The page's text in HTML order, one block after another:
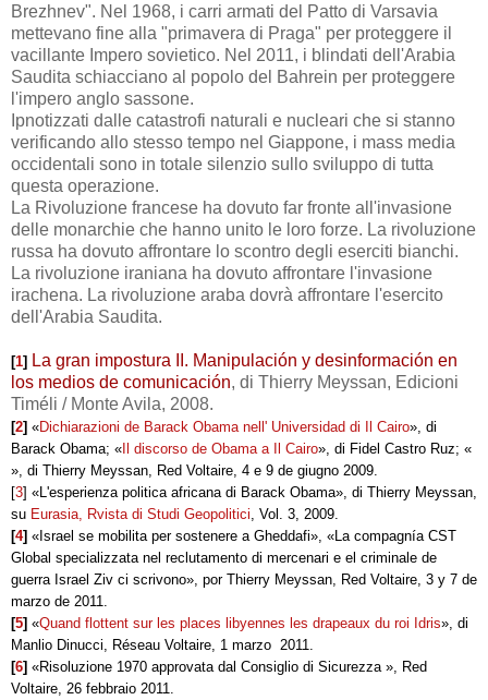
Brezhnev". Nel 1968, i carri armati del Patto di Varsavia
mettevano fine alla "primavera di Praga" per proteggere il
vacillante Impero sovietico. Nel 2011, i blindati dell'Arabia
Saudita schiacciano al popolo del Bahrein per proteggere
l'impero anglo sassone.
Ipnotizzati dalle catastrofi naturali e nucleari che si stanno
verificando allo stesso tempo nel Giappone, i mass media
occidentali sono in totale silenzio sullo sviluppo di tutta
questa operazione.
La Rivoluzione francese ha dovuto far fronte all'invasione
delle monarchie che hanno unito le loro forze. La rivoluzione
russa ha dovuto affrontare lo scontro degli eserciti bianchi.
La rivoluzione iraniana ha dovuto affrontare l'invasione
irachena. La rivoluzione araba dovrà affrontare l'esercito
dell'Arabia Saudita.
[1] La gran impostura II. Manipulación y desinformación en
los medios de comunicación, di Thierry Meyssan, Edicioni
Timéli / Monte Avila, 2008.
[2] «Dichiarazioni de Barack Obama nell' Universidad di Il Cairo», di
Barack Obama; « Il discorso de Obama a Il Cairo», di Fidel Castro Ruz; «
», di Thierry Meyssan, Red Voltaire, 4 e 9 de giugno 2009.
[3] «L'esperienza politica africana di Barack Obama», di Thierry Meyssan,
su Eurasia, Rvista di Studi Geopolitici , Vol. 3, 2009.
[4] «Israel se mobilita per sostenere a Gheddafi», «La compagnía CST
Global specializzata nel reclutamento di mercenari e el criminale de
guerra Israel Ziv ci scrivono», por Thierry Meyssan, Red Voltaire, 3 y 7 de
marzo de 2011.
[5] «Quand flottent sur les places libyennes les drapeaux du roi Idris», di
Manlio Dinucci, Réseau Voltaire, 1 marzo 2011.
[6] «Risoluzione 1970 approvata dal Consiglio di Sicurezza », Red
Voltaire, 26 febbraio 2011.